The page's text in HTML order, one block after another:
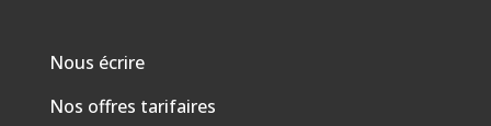
Nous écrire
Nos offres tarifaires